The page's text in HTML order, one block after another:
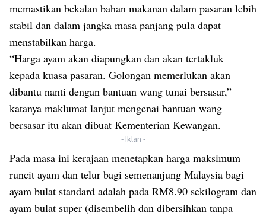
memastikan bekalan bahan makanan dalam pasaran lebih
stabil dan dalam jangka masa panjang pula dapat
menstabilkan harga.
“Harga ayam akan diapungkan dan akan tertakluk
kepada kuasa pasaran. Golongan memerlukan akan
dibantu nanti dengan bantuan wang tunai bersasar,”
katanya maklumat lanjut mengenai bantuan wang
bersasar itu akan dibuat Kementerian Kewangan.
- Iklan -
Pada masa ini kerajaan menetapkan harga maksimum
runcit ayam dan telur bagi semenanjung Malaysia bagi
ayam bulat standard adalah pada RM8.90 sekilogram dan
ayam bulat super (disembelih dan dibersihkan tanpa